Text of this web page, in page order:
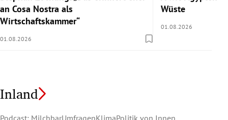
an Cosa Nostra als
Wirtschaftskammer“
01.08.2026
Wüste
01.08.2026
Inland
Podcast: MilchbarUmfragenKlimaPolitik von Innen